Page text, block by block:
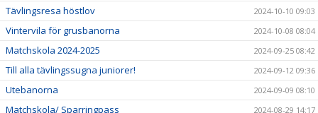
Tävlingsresa höstlov 2024-10-10 09:03
Vintervila för grusbanorna 2024-10-08 08:04
Matchskola 2024-2025 2024-09-25 08:42
Till alla tävlingssugna juniorer! 2024-09-12 09:36
Utebanorna 2024-09-09 08:10
Matchskola/ Sparringpass 2024-08-29 14:17